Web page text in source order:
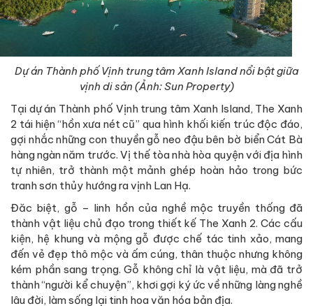
Dự án Thành phố Vịnh trung tâm Xanh Island nổi bật giữa
vịnh di sản (Ảnh: Sun Property)
Tại dự án Thành phố Vịnh trung tâm Xanh Island, The Xanh
2 tái hiện “hồn xưa nét cũ” qua hình khối kiến trúc độc đáo,
gợi nhắc những con thuyền gỗ neo đậu bên bờ biển Cát Bà
hàng ngàn năm trước. Vị thế tòa nhà hòa quyện với địa hình
tự nhiên, trở thành một mảnh ghép hoàn hảo trong bức
tranh sơn thủy hướng ra vịnh Lan Hạ.
Đăc biệt, gỗ – linh hồn của nghề mộc truyền thống đã
thành vật liệu chủ đạo trong thiết kế The Xanh 2. Các cấu
kiện, hệ khung và mộng gỗ được chế tác tinh xảo, mang
đến vẻ đẹp thô mộc và ấm cúng, thân thuộc nhưng không
kém phần sang trọng. Gỗ không chỉ là vật liệu, mà đã trở
thành “người kể chuyện”, khơi gợi ký ức về những làng nghề
lâu đời, làm sống lại tinh hoa văn hóa bản địa.